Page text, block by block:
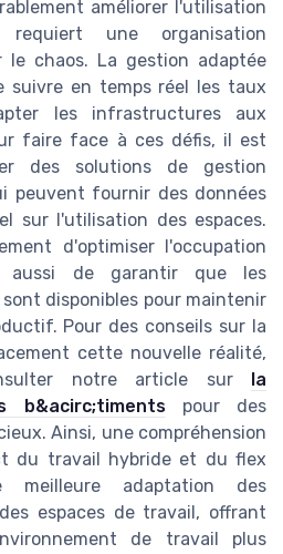
améliorer l'utilisation
une organisation
le chaos. La gestion adaptée
suivre en temps réel les taux
les infrastructures aux
faire face à ces défis, il est
des solutions de gestion
peuvent fournir des données
sur l'utilisation des espaces.
d'optimiser l'occupation
aussi de garantir que les
disponibles pour maintenir
Pour des conseils sur la
cette nouvelle réalité,
notre article sur
la
b&acirc;timentspour des
Ainsi, une compréhension
du travail hybride et du flex
meilleure adaptation des
espaces de travail, offrant
de travail plus